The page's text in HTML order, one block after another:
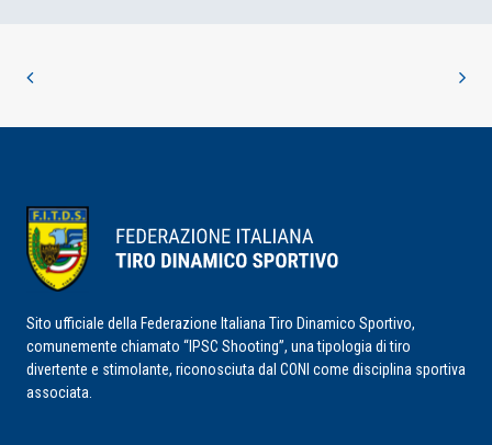
Sito ufficiale della Federazione Italiana Tiro Dinamico Sportivo,
comunemente chiamato “IPSC Shooting”, una tipologia di tiro
divertente e stimolante, riconosciuta dal CONI come disciplina sportiva
associata.